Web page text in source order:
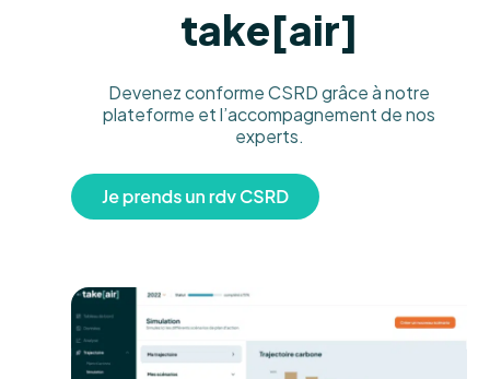
take[air]​
Devenez conforme CSRD grâce à notre
plateforme et l’accompagnement de nos
experts.